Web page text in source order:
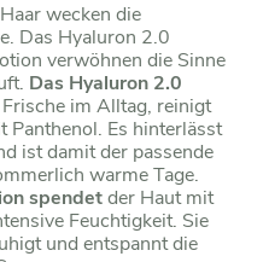
wecken die
Das Hyaluron 2.0
verwöhnen die Sinne
Das Hyaluron 2.0
im Alltag, reinigt
Panthenol. Es hinterlässt
ist damit der passende
warme Tage.
spendetder Haut mit
Feuchtigkeit. Sie
und entspannt die